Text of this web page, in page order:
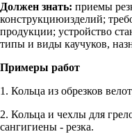
Должен знать: приемы
конструкциюизделий;
продукции; устройство
типы и виды каучуков,
Примеры работ
1. Кольца из обрезков
2. Кольца и чехлы для
сангигиены - резка.